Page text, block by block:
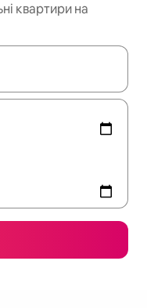
квартири на
для